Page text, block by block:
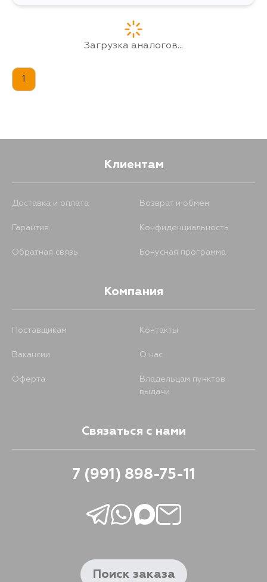
Загрузка аналогов...
1
Клиентам
Доставка и оплата Возврат и обмен
Гарантия Конфиденциальность
Обратная связь Бонусная программа
Компания
Поставщикам Контакты
Вакансии О нас
Оферта
Владельцам пунктов
выдачи
Связаться с нами
7 (991) 898-75-11
Поиск заказа